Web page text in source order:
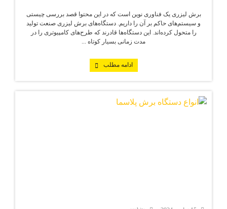
برش لیزری یک فناوری نوین است که در این محتوا قصد بررسی چیستی
و سیستم‌های حاکم بر آن را داریم. دستگاه‌های برش لیزری صنعت تولید
را متحول کرده‌اند. این دستگاه‌ها قادرند که طرح‌های کامپیوتری را در
مدت زمانی بسیار کوتاه ...
ادامه مطلب